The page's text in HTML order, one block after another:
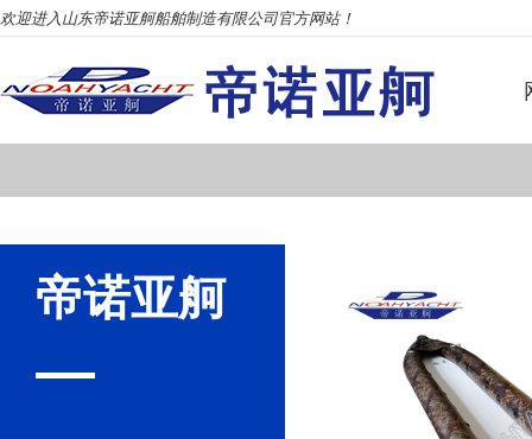
欢迎进入山东帝诺亚舸船舶制造有限公司官方网站！
帝诺亚舸